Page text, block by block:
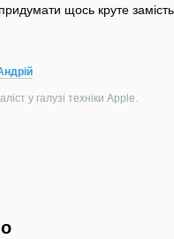
щось круте
у галузі техніки Apple.